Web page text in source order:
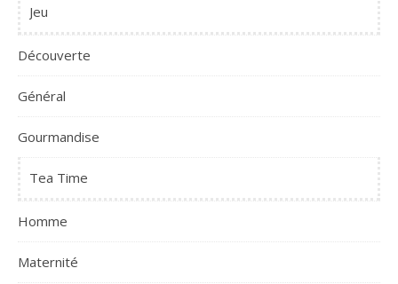
Jeu
Découverte
Général
Gourmandise
Tea Time
Homme
Maternité